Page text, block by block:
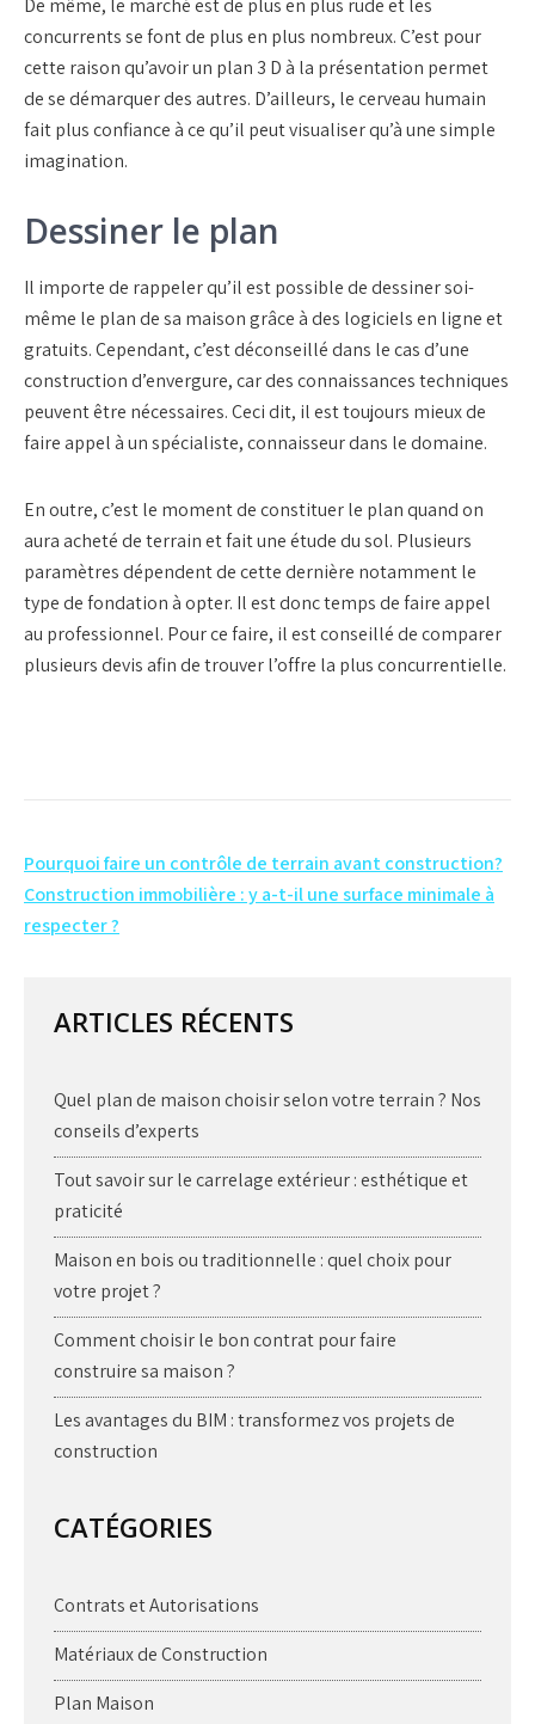
De même, le marché est de plus en plus rude et les
concurrents se font de plus en plus nombreux. C’est pour
cette raison qu’avoir un plan 3 D à la présentation permet
de se démarquer des autres. D’ailleurs, le cerveau humain
fait plus confiance à ce qu’il peut visualiser qu’à une simple
imagination.
Dessiner le plan
Il importe de rappeler qu’il est possible de dessiner soi-
même le plan de sa maison grâce à des logiciels en ligne et
gratuits. Cependant, c’est déconseillé dans le cas d’une
construction d’envergure, car des connaissances techniques
peuvent être nécessaires. Ceci dit, il est toujours mieux de
faire appel à un spécialiste, connaisseur dans le domaine.
En outre, c’est le moment de constituer le plan quand on
aura acheté de terrain et fait une étude du sol. Plusieurs
paramètres dépendent de cette dernière notamment le
type de fondation à opter. Il est donc temps de faire appel
au professionnel. Pour ce faire, il est conseillé de comparer
plusieurs devis afin de trouver l’offre la plus concurrentielle.
Navigation
de
l’article
Pourquoi faire un contrôle de terrain avant construction?
Construction immobilière : y a-t-il une surface minimale à
respecter ?
ARTICLES RÉCENTS
Quel plan de maison choisir selon votre terrain ? Nos
conseils d’experts
Tout savoir sur le carrelage extérieur : esthétique et
praticité
Maison en bois ou traditionnelle : quel choix pour
votre projet ?
Comment choisir le bon contrat pour faire
construire sa maison ?
Les avantages du BIM : transformez vos projets de
construction
CATÉGORIES
Contrats et Autorisations
Matériaux de Construction
Plan Maison